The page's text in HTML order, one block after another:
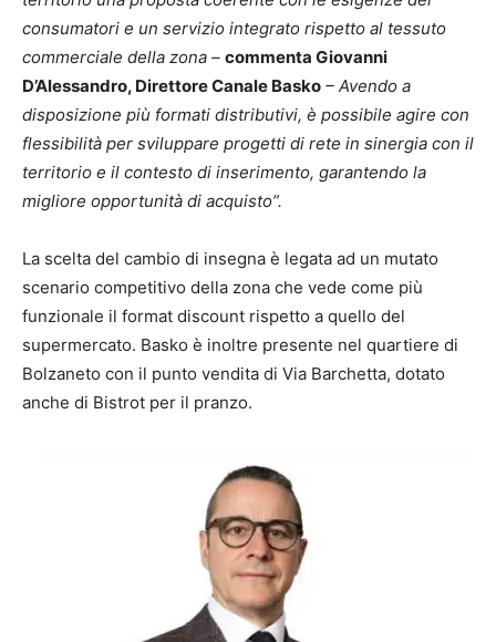
consumatori e un servizio integrato rispetto al tessuto
commerciale della zona – commenta Giovanni
D’Alessandro, Direttore Canale Basko – Avendo a
disposizione più formati distributivi, è possibile agire con
flessibilità per sviluppare progetti di rete in sinergia con il
territorio e il contesto di inserimento, garantendo la
migliore opportunità di acquisto”.
La scelta del cambio di insegna è legata ad un mutato
scenario competitivo della zona che vede come più
funzionale il format discount rispetto a quello del
supermercato. Basko è inoltre presente nel quartiere di
Bolzaneto con il punto vendita di Via Barchetta, dotato
anche di Bistrot per il pranzo.